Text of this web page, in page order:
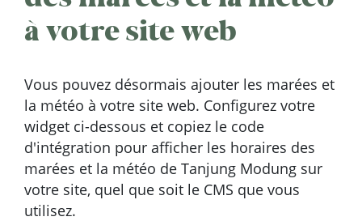
à votre site web
Vous pouvez désormais ajouter les marées et
la météo à votre site web. Configurez votre
widget ci-dessous et copiez le code
d'intégration pour afficher les horaires des
marées et la météo de Tanjung Modung sur
votre site, quel que soit le CMS que vous
utilisez.